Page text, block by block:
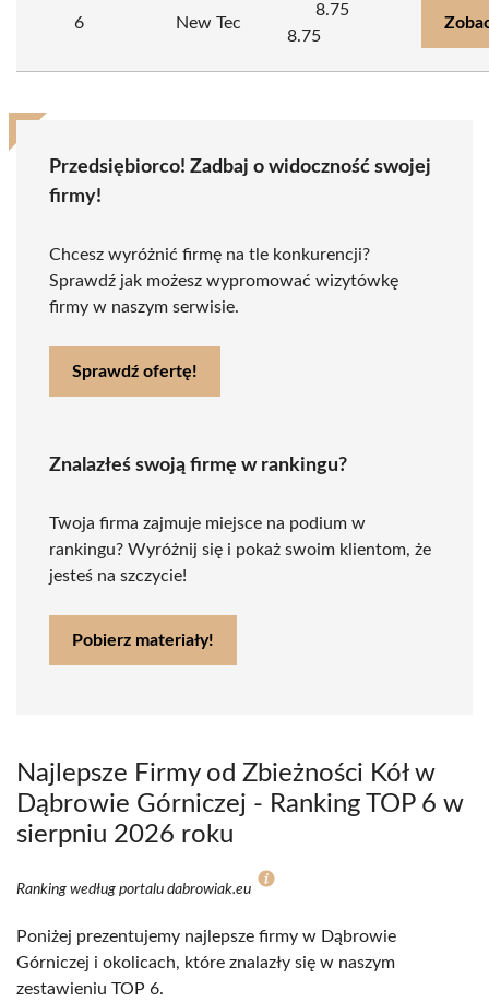
6 New Tec
8.75
8.75
Przedsiębiorco! Zadbaj o widoczność swojej
firmy!
Chcesz wyróżnić firmę na tle konkurencji?
Sprawdź jak możesz wypromować wizytówkę
firmy w naszym serwisie.
Sprawdź ofertę!
Znalazłeś swoją firmę w rankingu?
Twoja firma zajmuje miejsce na podium w
rankingu? Wyróżnij się i pokaż swoim klientom, że
jesteś na szczycie!
Pobierz materiały!
Najlepsze Firmy od Zbieżności Kół w
Dąbrowie Górniczej - Ranking TOP 6 w
sierpniu 2026 roku
Ranking według portalu dabrowiak.eu
Poniżej prezentujemy najlepsze firmy w Dąbrowie
Górniczej i okolicach, które znalazły się w naszym
zestawieniu TOP 6.